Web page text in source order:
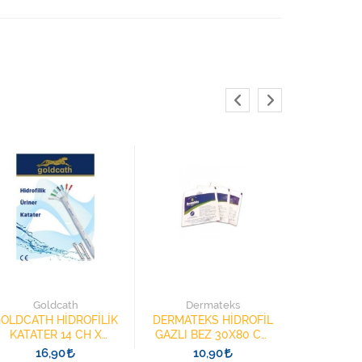
Goldcath
HİDROFİLİK
KATATER 14 CH X
40CM YÜZÜKLÜ
16,90
Dermateks
DERMATEKS HİDROFİL
GAZLI BEZ 30X80 CM
(30x40CM) SPANÇ 2
10,90